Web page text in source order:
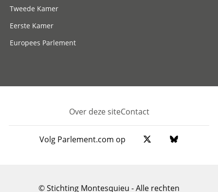
Tweede Kamer
Eerste Kamer
Europees Parlement
Footer
Over deze siteContact
Volg Parlement.com op
© Stichting Montesquieu - Alle rechten